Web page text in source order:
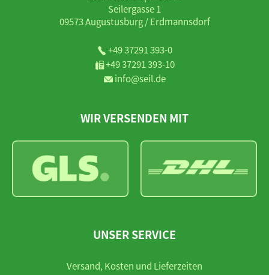
Seilergasse 1
09573 Augustusburg / Erdmannsdorf
+49 37291 393-0
+49 37291 393-10
info@seil.de
WIR VERSENDEN MIT
UNSER SERVICE
Versand, Kosten und Lieferzeiten